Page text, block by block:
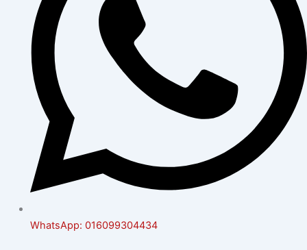
WhatsApp: 016099304434